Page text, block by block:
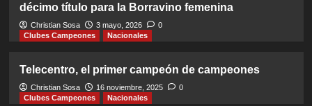
décimo título para la Borravino femenina
Christian Sosa 3 mayo, 2026
0
Clubes Campeones
Nacionales
Telecentro, el primer campeón de campeones
Christian Sosa 16 noviembre, 2025
0
Clubes Campeones
Nacionales